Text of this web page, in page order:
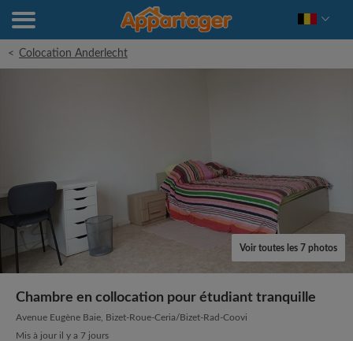
< Colocation Anderlecht
Voir toutes les 7 photos
Chambre en collocation pour étudiant tranquille
Avenue Eugène Baie, Bizet-Roue-Ceria/Bizet-Rad-Coovi
Mis à jour il y a 7 jours